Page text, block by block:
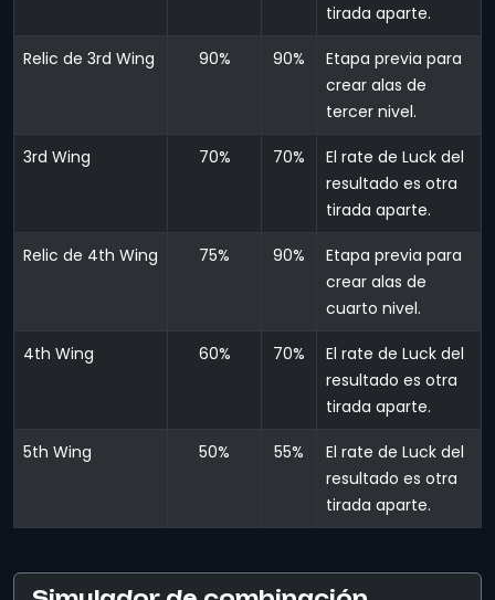
tirada aparte.
Relic de 3rd Wing 90% 90%
Etapa previa para
crear alas de
tercer nivel.
3rd Wing 70% 70%
El rate de Luck del
resultado es otra
tirada aparte.
Relic de 4th Wing 75% 90%
Etapa previa para
crear alas de
cuarto nivel.
4th Wing 60% 70%
El rate de Luck del
resultado es otra
tirada aparte.
5th Wing 50% 55%
El rate de Luck del
resultado es otra
tirada aparte.